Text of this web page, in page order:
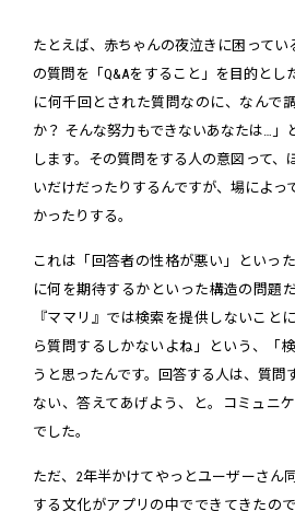
たとえば、赤ちゃんの夜泣きに困ってい
の質問を「Q&Aをすること」を目的とし
に何千回とされた質問なのに、なんで
か？ そんな努力もできないあなたは…」
します。その質問をする人の意図って、
いだけだったりするんですが、場によっ
かったりする。
これは「回答者の性格が悪い」といっ
に何を期待するかといった構造の問題
『ママリ』では検索を提供しないこと
ら質問するしかないよね」という、「
うと思ったんです。回答する人は、質問
ない、答えてあげよう、と。コミュニ
でした。
ただ、2年半かけてやっとユーザーさん
する文化がアプリの中でできてきたの